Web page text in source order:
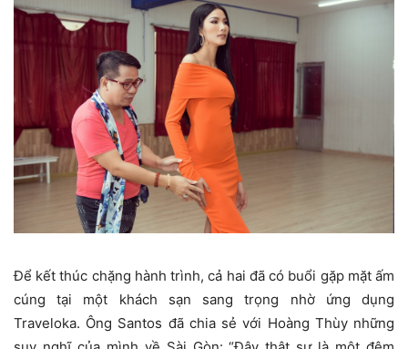
Để kết thúc chặng hành trình, cả hai đã có buổi gặp mặt ấm
cúng tại một khách sạn sang trọng nhờ ứng dụng
Traveloka. Ông Santos đã chia sẻ với Hoàng Thùy những